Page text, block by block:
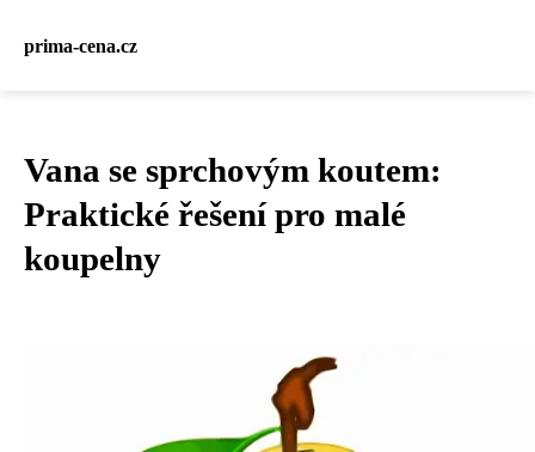
prima-cena.cz
Vana se sprchovým koutem:
Praktické řešení pro malé
koupelny